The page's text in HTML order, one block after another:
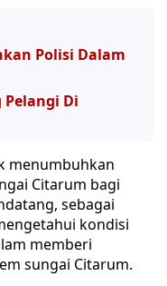
Polisi Dalam
Di
menumbuhkan
Citarum bagi
sebagai
kondisi
memberi
sungai Citarum.